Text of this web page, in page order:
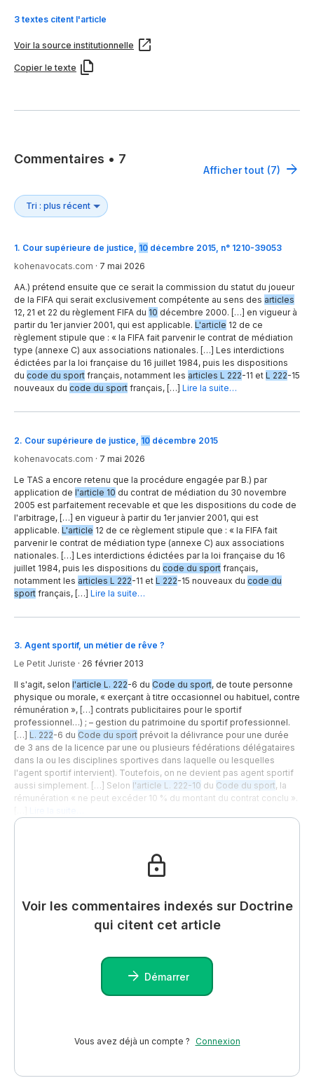
3 textes citent l'article
Voir la source institutionnelle
Copier le texte
Commentaires • 7
Afficher tout (7)
1. Cour supérieure de justice, 10 décembre 2015, n° 1210-39053
kohenavocats.com · 7 mai 2026
AA.) prétend ensuite que ce serait la commission du statut du joueur
de la FIFA qui serait exclusivement compétente au sens des articles
12, 21 et 22 du règlement FIFA du 10 décembre 2000. […] en vigueur à
partir du 1er janvier 2001, qui est applicable. L'article 12 de ce
règlement stipule que : « la FIFA fait parvenir le contrat de médiation
type (annexe C) aux associations nationales. […] Les interdictions
édictées par la loi française du 16 juillet 1984, puis les dispositions
du code du sport français, notamment les articles L 222-11 et L 222-15
nouveaux du code du sport français, […] Lire la suite…
2. Cour supérieure de justice, 10 décembre 2015
kohenavocats.com · 7 mai 2026
Le TAS a encore retenu que la procédure engagée par B.) par
application de l'article 10 du contrat de médiation du 30 novembre
2005 est parfaitement recevable et que les dispositions du code de
l'arbitrage, […] en vigueur à partir du 1er janvier 2001, qui est
applicable. L'article 12 de ce règlement stipule que : « la FIFA fait
parvenir le contrat de médiation type (annexe C) aux associations
nationales. […] Les interdictions édictées par la loi française du 16
juillet 1984, puis les dispositions du code du sport français,
notamment les articles L 222-11 et L 222-15 nouveaux du code du
sport français, […] Lire la suite…
3. Agent sportif, un métier de rêve ?
Le Petit Juriste · 26 février 2013
Il s'agit, selon l'article L. 222-6 du Code du sport, de toute personne
physique ou morale, « exerçant à titre occasionnel ou habituel, contre
rémunération », […] contrats publicitaires pour le sportif
professionnel…) ; – gestion du patrimoine du sportif professionnel.
[…] L. 222-6 du Code du sport prévoit la délivrance pour une durée
de 3 ans de la licence par une ou plusieurs fédérations délégataires
dans la ou les disciplines sportives dans laquelle ou lesquelles
l'agent sportif intervient). Toutefois, on ne devient pas agent sportif
aussi simplement. […] Selon l'article L. 222-10 du Code du sport, la
rémunération « ne peut excéder 10 % du montant du contrat conclu ».
Voir les commentaires indexés sur Doctrine
qui citent cet article
Démarrer
Vous avez déjà un compte ? Connexion